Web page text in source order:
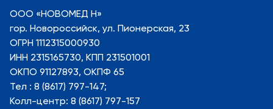
ООО «НОВОМЕД Н»
гор. Новороссийск, ул. Пионерская, 23
ОГРН 1112315000930
ИНН 2315165730, КПП 231501001
ОКПО 91127893, ОКПФ 65
Тел : 8 (8617) 797-147;
Колл-центр: 8 (8617) 797-157